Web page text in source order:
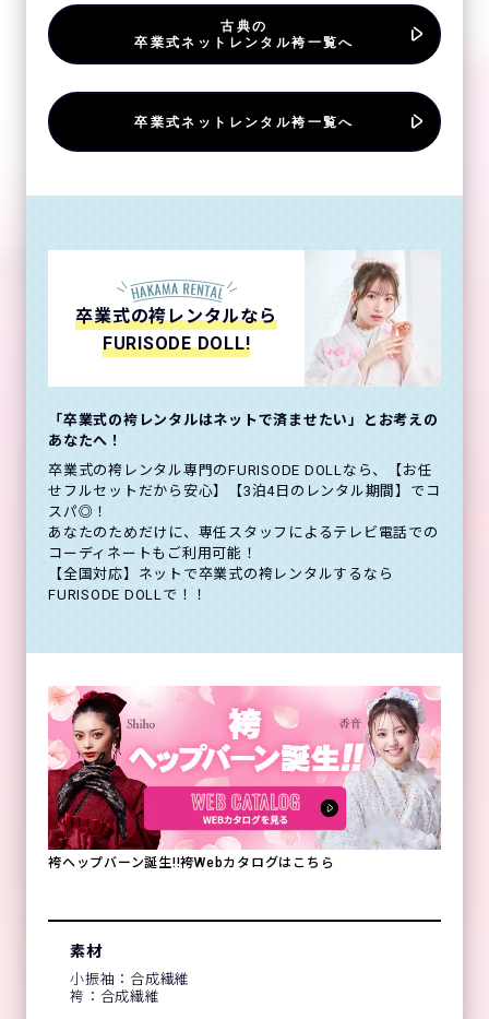
古典の
卒業式ネットレンタル袴一覧へ
卒業式ネットレンタル袴一覧へ
卒業式の袴レンタルなら
FURISODE DOLL!
「卒業式の袴レンタルはネットで済ませたい」とお考えの
あなたへ！
卒業式の袴レンタル専門のFURISODE DOLLなら、【お任
せフルセットだから安心】【3泊4日のレンタル期間】でコ
スパ◎！
あなたのためだけに、専任スタッフによるテレビ電話での
コーディネートもご利用可能！
【全国対応】ネットで卒業式の袴レンタルするなら
FURISODE DOLLで！！
袴ヘップバーン誕生!!袴Webカタログはこちら
素材
小振袖：合成繊維
袴：合成繊維